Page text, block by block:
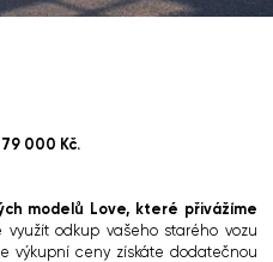
000 Kč.
modelů Love, které přivážíme
využít odkup vašeho starého vozu
výkupní ceny získáte dodatečnou